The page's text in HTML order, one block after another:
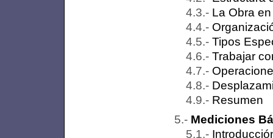
La Obra
Tipos
Trabajar
Resumen
Mediciones